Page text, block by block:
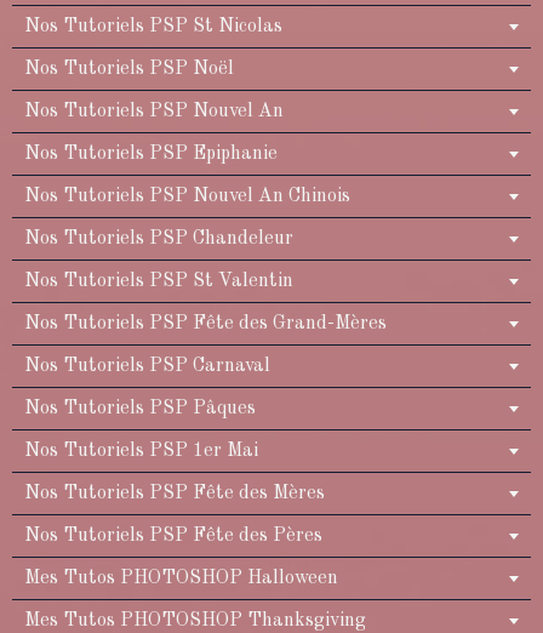
Nos Tutoriels PSP St Nicolas
Nos Tutoriels PSP Noël
Nos Tutoriels PSP Nouvel An
Nos Tutoriels PSP Epiphanie
Nos Tutoriels PSP Nouvel An Chinois
Nos Tutoriels PSP Chandeleur
Nos Tutoriels PSP St Valentin
Nos Tutoriels PSP Fête des Grand-Mères
Nos Tutoriels PSP Carnaval
Nos Tutoriels PSP Pâques
Nos Tutoriels PSP 1er Mai
Nos Tutoriels PSP Fête des Mères
Nos Tutoriels PSP Fête des Pères
Mes Tutos PHOTOSHOP Halloween
Mes Tutos PHOTOSHOP Thanksgiving